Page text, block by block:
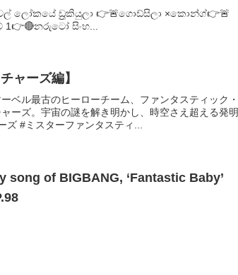
ලෝකයේ ඩ්‍රුකියුලා 👉🚨ගොඩ්සිලා ×කොන්ග්👉🚨
සිංහ...
ャーズ編】
ベル最古のヒーローチーム、ファンタスティック・
ーズ。宇宙の謎を解き明かし、時空さえ超える発明
#ミスターファンタスティ...
song of BIGBANG, ‘Fantastic Baby’